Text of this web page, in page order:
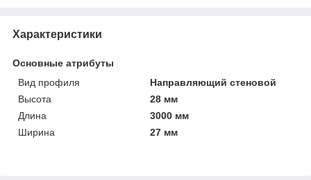
Характеристики
Основные атрибуты
Вид профиля
Направляющий стеновой
Высота
28 мм
Длина
3000 мм
Ширина
27 мм